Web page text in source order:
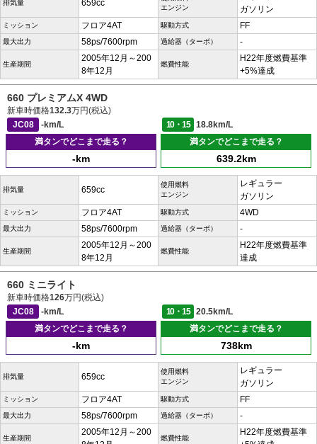
排気量 659cc
エンジン
ガソリン
ミッション フロア4AT 駆動方式 FF
最大出力 58ps/7600rpm 過給器（ターボ） -
生産期間
2005年12月～200
8年12月
燃費性能
H22年度燃費基準
+5%達成
660 プレミアムX 4WD
新車時価格132.3万円(税込)
JC08
-km/L 10・15
18.8km/L
満タンでどこまで走る？
-km
満タンでどこまで走る？
639.2km
排気量 659cc
使用燃料
エンジン
レギュラー
ガソリン
ミッション フロア4AT 駆動方式 4WD
最大出力 58ps/7600rpm 過給器（ターボ） -
生産期間
2005年12月～200
8年12月
燃費性能
H22年度燃費基準
達成
660 ミニライト
新車時価格126万円(税込)
JC08
-km/L 10・15
20.5km/L
満タンでどこまで走る？
-km
満タンでどこまで走る？
738km
排気量 659cc
使用燃料
エンジン
レギュラー
ガソリン
ミッション フロア4AT 駆動方式 FF
最大出力 58ps/7600rpm 過給器（ターボ） -
生産期間
2005年12月～200
燃費性能
H22年度燃費基準